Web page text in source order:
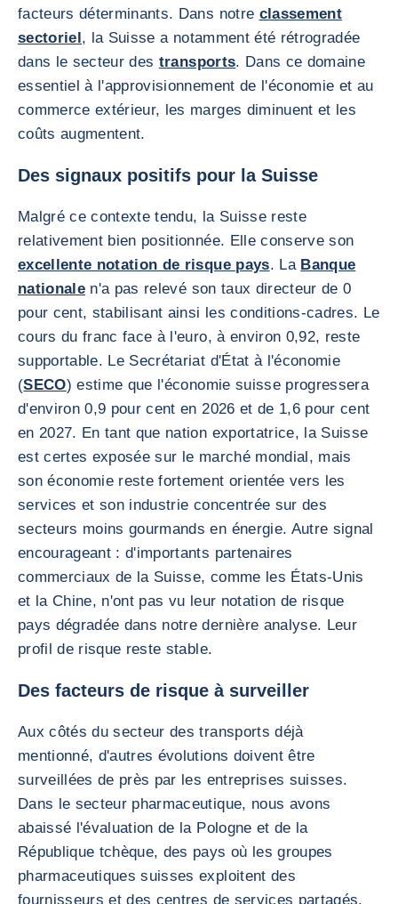
facteurs déterminants. Dans notre classement
sectoriel, la Suisse a notamment été rétrogradée
dans le secteur des transports. Dans ce domaine
essentiel à l'approvisionnement de l'économie et au
commerce extérieur, les marges diminuent et les
coûts augmentent.
Des signaux positifs pour la Suisse
Malgré ce contexte tendu, la Suisse reste
relativement bien positionnée. Elle conserve son
excellente notation de risque pays. La Banque
nationale n'a pas relevé son taux directeur de 0
pour cent, stabilisant ainsi les conditions-cadres. Le
cours du franc face à l'euro, à environ 0,92, reste
supportable. Le Secrétariat d'État à l'économie
(SECO) estime que l'économie suisse progressera
d'environ 0,9 pour cent en 2026 et de 1,6 pour cent
en 2027. En tant que nation exportatrice, la Suisse
est certes exposée sur le marché mondial, mais
son économie reste fortement orientée vers les
services et son industrie concentrée sur des
secteurs moins gourmands en énergie. Autre signal
encourageant : d'importants partenaires
commerciaux de la Suisse, comme les États-Unis
et la Chine, n'ont pas vu leur notation de risque
pays dégradée dans notre dernière analyse. Leur
profil de risque reste stable.
Des facteurs de risque à surveiller
Aux côtés du secteur des transports déjà
mentionné, d'autres évolutions doivent être
surveillées de près par les entreprises suisses.
Dans le secteur pharmaceutique, nous avons
abaissé l'évaluation de la Pologne et de la
République tchèque, des pays où les groupes
pharmaceutiques suisses exploitent des
fournisseurs et des centres de services partagés.